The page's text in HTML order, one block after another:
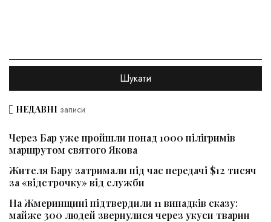
НЕДАВНІ записи
Через Бар уже пройшли понад 1000 пілігримів
маршрутом святого Якова
Жителя Бару затримали під час передачі $12 тисяч
за «відстрочку» від служби
На Жмеринщині підтвердили 11 випадків сказу:
майже 300 людей звернулися через укуси тварин